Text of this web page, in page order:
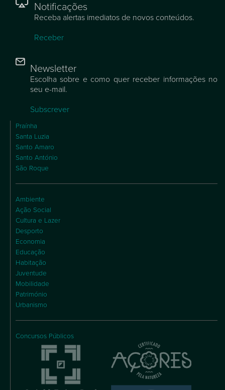
Notificações
Receba alertas imediatos de novos conteúdos.
Receber
Newsletter
Escolha sobre e como quer receber informações no
seu e-mail.
Subscrever
Praínha
Santa Luzia
Santo Amaro
Santo António
São Roque
Ambiente
Ação Social
Cultura e Lazer
Desporto
Economia
Educação
Habitação
Juventude
Mobilidade
Património
Urbanismo
Concursos Públicos